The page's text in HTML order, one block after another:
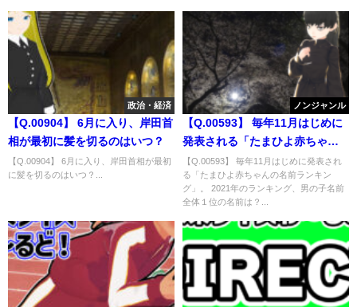
政治・経済
【Q.00904】 6月に入り、岸田首
相が最初に髪を切るのはいつ？
【Q.00904】 6月に入り、岸田首相が最初
に髪を切るのはいつ？...
ノンジャンル
【Q.00593】 毎年11月はじめに
発表される「たまひよ赤ちゃん
の名前ランキング」。 2021年の
ランキング、男の子名前全体１
位の名前は？
【Q.00593】 毎年11月はじめに発表され
る「たまひよ赤ちゃんの名前ランキン
グ」。 2021年のランキング、男の子名前
全体１位の名前は？...